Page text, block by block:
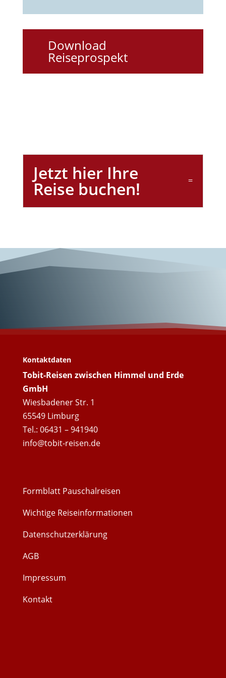
Download
Reiseprospekt
Jetzt hier Ihre
Reise buchen!
Kontaktdaten
Tobit-Reisen zwischen Himmel und Erde
GmbH
Wiesbadener Str. 1
65549 Limburg
Tel.: 06431 – 941940
info@tobit-reisen.de
Formblatt Pauschalreisen
Wichtige Reiseinformationen
Datenschutzerklärung
AGB
Impressum
Kontakt